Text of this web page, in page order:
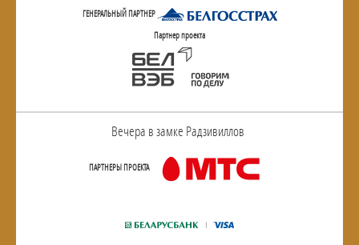
ГЕНЕРАЛЬНЫЙ ПАРТНЕР
Партнер проекта
Вечера в замке Радзивиллов
ПАРТНЕРЫ ПРОЕКТА